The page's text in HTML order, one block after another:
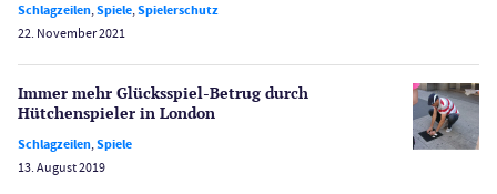
Poker
Schlagzeilen
Spiele
Novoline Casinos
Merkur Casinos
Spielautomaten
Schlagzeilen,Spiele,Spielerschutz
22. November 2021
Immer mehr Glücksspiel-Betrug durch
Hütchenspieler in London
Schlagzeilen,Spiele
13. August 2019